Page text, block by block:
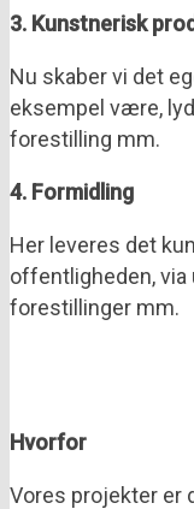
3. Kunstnerisk
Nu skaber vi det
eksempel være,
forestilling mm.
4. Formidling
Her leveres det
offentligheden, via
forestillinger mm.
Hvorfor
Vores projekter er